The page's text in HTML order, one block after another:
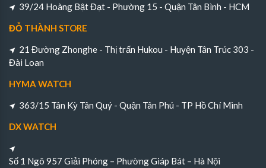
39/24 Hoàng Bật Đạt - Phường 15 - Quận Tân Bình - HCM
ĐỖ THÀNH STORE
21 Đường Zhonghe - Thị trấn Hukou - Huyện Tân Trúc 303 -
Đài Loan
HYMA WATCH
363/15 Tân Kỳ Tân Quý - Quận Tân Phú - TP Hồ Chí Minh
DX WATCH
Số 1 Ngõ 957 Giải Phóng – Phường Giáp Bát – Hà Nội